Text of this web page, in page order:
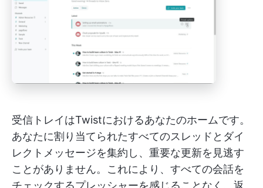
受信トレイはTwistにおけるあなたのホームです。
あなたに割り当てられたすべてのスレッドとダイ
レクトメッセージを集約し、重要な更新を見逃す
ことがありません。これにより、すべての会話を
チェックするプレッシャーを感じることなく、返